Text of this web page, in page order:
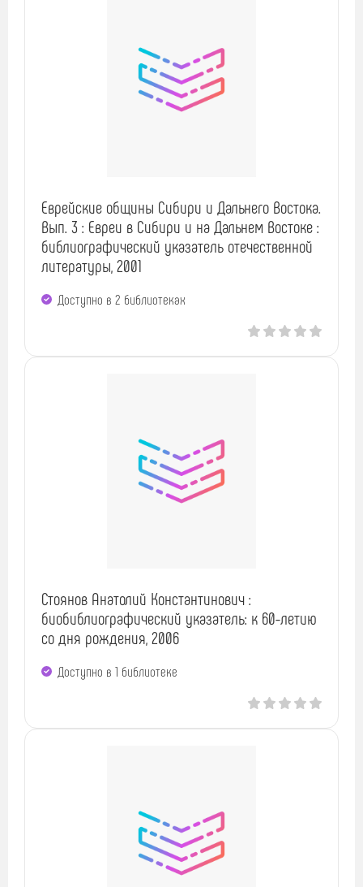
Еврейские общины Сибири и Дальнего Востока.
Вып. 3 : Евреи в Сибири и на Дальнем Востоке :
библиографический указатель отечественной
литературы, 2001
Доступно в 2 библиотеках
Стоянов Анатолий Константинович :
биобиблиографический указатель: к 60-летию
со дня рождения, 2006
Доступно в 1 библиотекe